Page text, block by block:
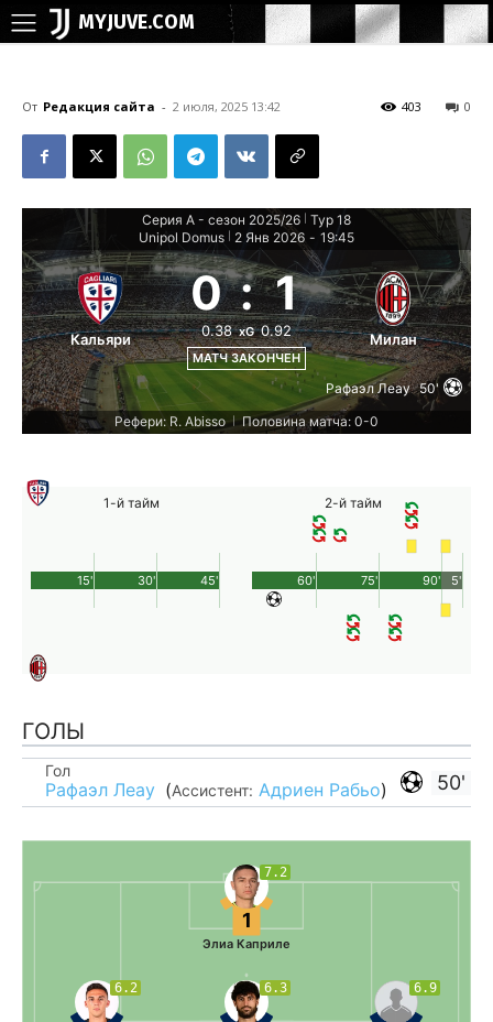
MYJUVE.COM
От Редакция сайта - 2 июля, 2025 13:42 0
403
Серия А - сезон 2025/26 Тур 18
Unipol Domus
2 Янв 2026 - 19:45
Кальяри
0 : 1
0.38 xG 0.92
МАТЧ ЗАКОНЧЕН
Милан
Рафаэл Леау 50'
Рефери: R. Abisso | Половина матча: 0-0
1-й тайм
45'
15' 30'
2-й тайм
90'
60' 75' 5'
ГОЛЫ
50'
Гол
Рафаэл Леау (Ассистент: Адриен Рабьо)
7.2
1
Элиа Каприле
6.9
6.3
6.2